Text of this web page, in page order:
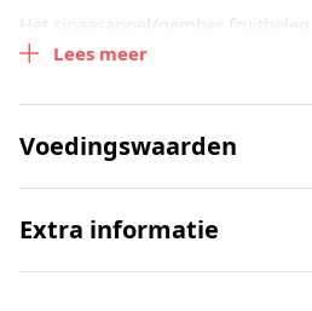
Het sinaasappel/gember
is bereid met verse sinaasappels en
Nature laat de smaak van zowel de
gember goed tot hun recht komen.
Deze fruitspread eet je op een
gewoon bij een croissant. Ook
Lees meer
Voedingswaarden
Extra informatie